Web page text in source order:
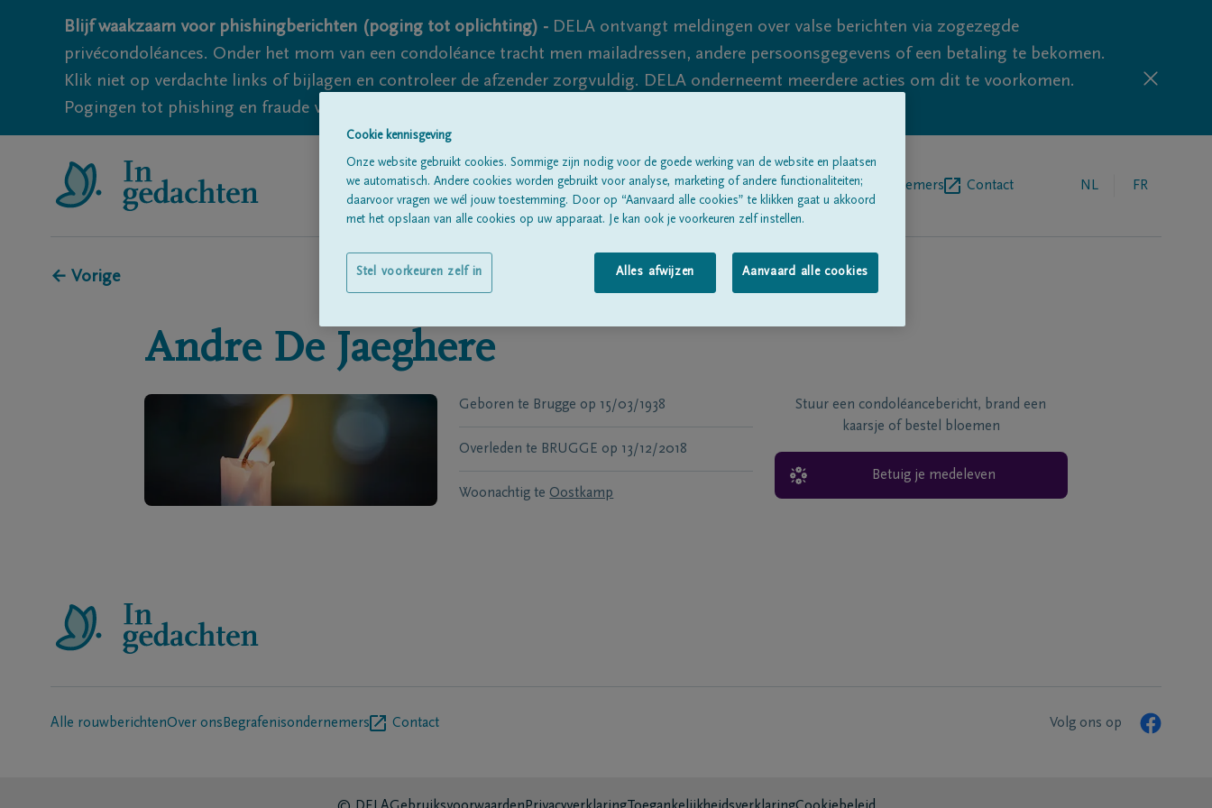
Blijf waakzaam voor phishingberichten (poging tot oplichting) - DELA ontvangt meldingen over valse berichten via zogezegde
privécondoléances. Onder het mom van een condoléance tracht men mailadressen, andere persoonsgegevens of een betaling te bekomen.
Klik niet op verdachte links of bijlagen en controleer de afzender zorgvuldig. DELA onderneemt meerdere acties om dit te voorkomen.
Pogingen tot phishing en fraude vallen echter nooit volledig uit te sluiten, dus blijf waakzaam.
Alle rouwberichten Over onsBegrafenisondernemers Contact NL FR
← Vorige
Andre De Jaeghere
Geboren te Brugge op 15/03/1938
Overleden te BRUGGE op 13/12/2018
Woonachtig te Oostkamp
Stuur een condoléancebericht, brand een
kaarsje of bestel bloemen
Betuig je medeleven
Alle rouwberichtenOver ons Begrafenisondernemers Contact Volg ons op
Cookie kennisgeving
Onze website gebruikt cookies. Sommige zijn nodig voor de goede werking van de website en plaatsen
we automatisch. Andere cookies worden gebruikt voor analyse, marketing of andere functionaliteiten;
daarvoor vragen we wél jouw toestemming. Door op “Aanvaard alle cookies” te klikken gaat u akkoord
met het opslaan van alle cookies op uw apparaat. Je kan ook je voorkeuren zelf instellen.
Alles afwijzen Aanvaard alle cookies
Stel voorkeuren zelf in